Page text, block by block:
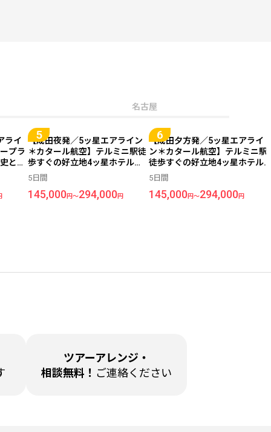
名古屋
ライ
プラ
と芸
【成田夜発／5ッ星エアライン
＊カタール航空】テルミニ駅徒
歩すぐの好立地4ッ星ホテル
『ダイアナ ルーフガーデン』宿
泊◆歴史と芸術の街＜ローマ＞
5日間
5日間
145,000円～294,000円
【成田夕方発／5ッ星エアライ
ン＊カタール航空】テルミニ駅
徒歩すぐの好立地4ッ星ホテル
『ダイアナ ルーフガーデン』宿
泊◆歴史と芸術の街＜ローマ＞
5日間
5日間
145,000円～294,000円
ツアーアレンジ・
相談無料！ ご連絡ください